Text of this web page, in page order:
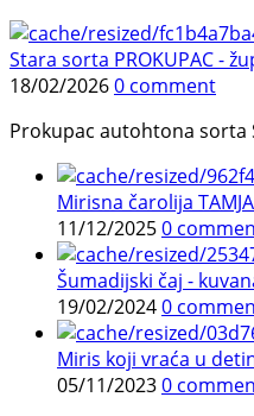
Stara sorta PROKUPAC -
18/02/20260 comment
Prokupac autohtona sorta
Mirisna čarolija
11/12/20250
Šumadijski čaj -
19/02/20240
Miris koji vraća u
05/11/20230